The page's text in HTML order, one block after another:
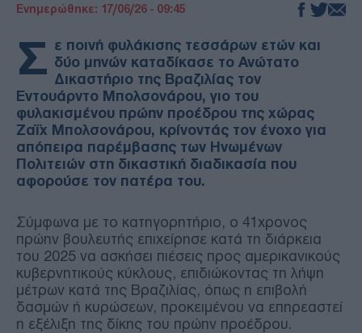
Ενημερώθηκε: 17/06/26 - 09:45
Σ ε ποινή φυλάκισης τεσσάρων ετών και
δύο μηνών καταδίκασε το Ανώτατο
Δικαστήριο της Βραζιλίας τον
Εντουάρντο Μπολσονάρου, γιο του
φυλακισμένου πρώην προέδρου της χώρας
Ζαΐχ Μπολσονάρου, κρίνοντάς τον ένοχο για
απόπειρα παρέμβασης των Ηνωμένων
Πολιτειών στη δικαστική διαδικασία που
αφορούσε τον πατέρα του.
Σύμφωνα με το κατηγορητήριο, ο 41χρονος
πρώην βουλευτής επιχείρησε κατά τη διάρκεια
του 2025 να ασκήσει πιέσεις προς αμερικανικούς
κυβερνητικούς κύκλους, επιδιώκοντας τη λήψη
μέτρων κατά της Βραζιλίας, όπως η επιβολή
δασμών ή κυρώσεων, προκειμένου να επηρεαστεί
η εξέλιξη της δίκης του πρώην προέδρου.